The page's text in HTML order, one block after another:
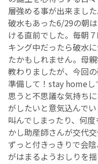
層強める事が出来まし
破水もあった6/29の朝
ける直前でした。毎朝
キング中だったら破水
たかもしれません。母
教わりましたが、今回
準備して！stay homeし
思うと不思議な気持ち
がしたいと意気込んで
叫んでしまったり、何
かし助産師さんが交代
ずっと付きっきりで会
がはまるようおしりを
‘さんルーム’
遠方にお住まいで
医